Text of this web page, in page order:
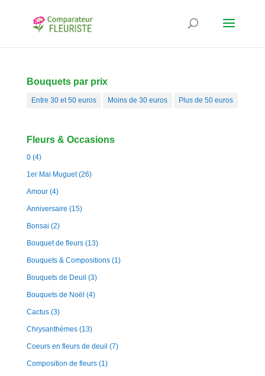
Bouquets par prix
Entre 30 et 50 euros Moins de 30 euros Plus de 50 euros
Fleurs & Occasions
0 (4)
1er Mai Muguet (26)
Amour (4)
Anniversaire (15)
Bonsai (2)
Bouquet de fleurs (13)
Bouquets & Compositions (1)
Bouquets de Deuil (3)
Bouquets de Noël (4)
Cactus (3)
Chrysanthèmes (13)
Coeurs en fleurs de deuil (7)
Composition de fleurs (1)